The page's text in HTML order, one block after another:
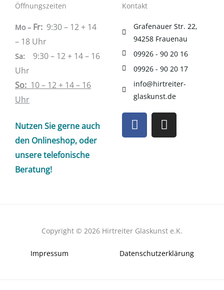
Öffnungszeiten
Mo – Fr: 9:30 – 12 + 14
– 18 Uhr
Sa: 9:30 – 12 + 14 – 16
Uhr
So: 10 – 12 + 14 – 16
Uhr
Nutzen Sie gerne auch
den Onlineshop, oder
unsere telefonische
Beratung!
Kontakt
Grafenauer Str. 22,
94258 Frauenau
09926 - 90 20 16
09926 - 90 20 17
info@hirtreiter-
glaskunst.de
F
a
c
I
n
s
Copyright © 2026 Hirtreiter Glaskunst e.K.
Impressum Datenschutzerklärung